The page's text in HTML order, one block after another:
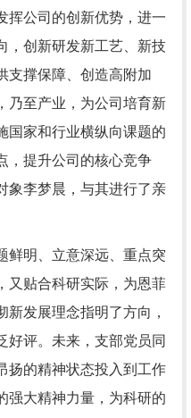
挥公司的创新优势，进一
，创新研发新工艺、新技
支撑保障、创造高附加
乃至产业，为公司培育新
国家和行业横纵向课题的
，提升公司的核心竞争
象李梦晨，与其进行了亲
鲜明、立意深远、重点突
又贴合科研实际，为恩菲
发展理念指明了方向，
好评。未来，支部党员同
扬的精神状态投入到工作
强大精神力量，为科研的